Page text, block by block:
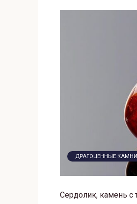
ДРАГОЦЕННЫЕ КАМНИ
Сердолик, камень